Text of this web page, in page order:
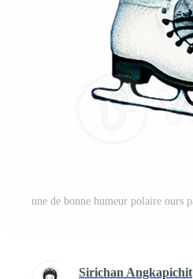
Sirichan Angkapichit